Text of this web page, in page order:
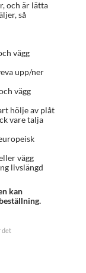
och är lätta
så
vägg
upp/ner
vägg
hölje av plåt
vare talja
vägg
livslängd
kan
det